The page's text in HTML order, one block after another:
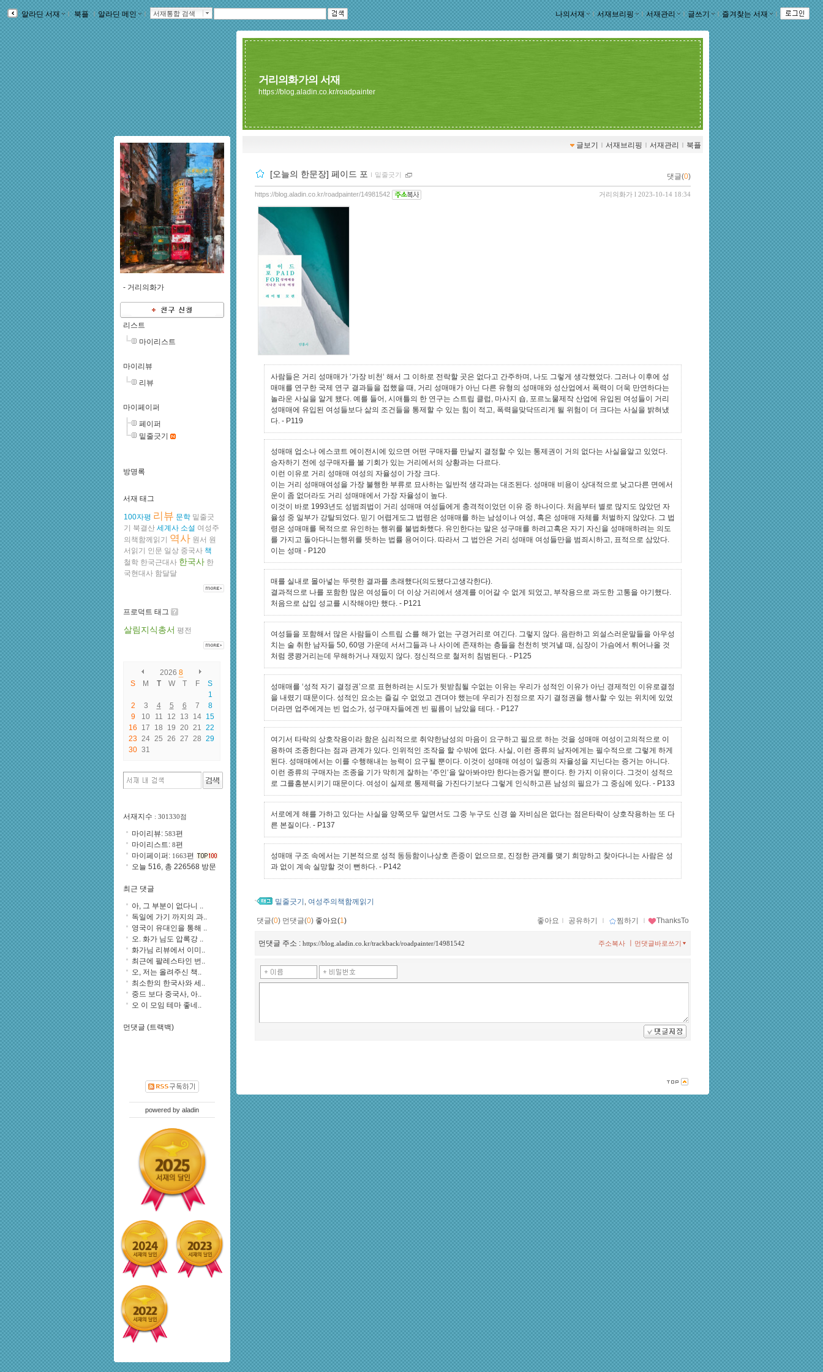
알라딘 서재 ｌ 북플 ｌ 알라딘 메인 ｌ 서재통합 검색 나의서재 ｌ 서재브리핑 ｌ 서재관리 ｌ 글쓰기 ｌ 즐겨찾는 서재 ｌ
거리의화가의 서재
https://blog.aladin.co.kr/roadpainter
글보기 ｌ 서재브리핑 ｌ 서재관리 ｌ 북플
[오늘의 한문장] 페이드 포 ｌ 밑줄긋기 댓글(0)
거리의화가 l 2023-10-14 18:34
https://blog.aladin.co.kr/roadpainter/14981542
사람들은 거리 성매매가 ‘가장 비천‘ 해서 그 이하로 전락할 곳은 없다고 간주하며, 나도 그렇게 생각했었다. 그러나 이후에 성
매매를 연구한 국제 연구 결과들을 접했을 때, 거리 성매매가 아닌 다른 유형의 성매매와 성산업에서 폭력이 더욱 만연하다는
놀라운 사실을 알게 됐다. 예를 들어, 시애틀의 한 연구는 스트립 클럽, 마사지 숍, 포르노물제작 산업에 유입된 여성들이 거리
성매매에 유입된 여성들보다 삶의 조건들을 통제할 수 있는 힘이 적고, 폭력을맞닥뜨리게 될 위험이 더 크다는 사실을 밝혀냈
다. - P119
성매매 업소나 에스코트 에이전시에 있으면 어떤 구매자를 만날지 결정할 수 있는 통제권이 거의 없다는 사실을알고 있었다.
승자하기 전에 성구매자를 볼 기회가 있는 거리에서의 상황과는 다르다.
이런 이유로 거리 성매매 여성의 자율성이 가장 크다.
이는 거리 성매매여성을 가장 불행한 부류로 묘사하는 일반적 생각과는 대조된다. 성매매 비용이 상대적으로 낮고다른 면에서
운이 좀 없더라도 거리 성매매에서 가장 자율성이 높다.
이것이 바로 1993년도 성범죄법이 거리 성매매 여성들에게 충격적이었던 이유 중 하나이다. 처음부터 별로 많지도 않았던 자
율성 중 일부가 강탈되었다. 믿기 어렵게도그 법령은 성매매를 하는 남성이나 여성, 혹은 성매매 자체를 처벌하지 않았다. 그 법
령은 성매매를 목적으로 유인하는 행위를 불법화했다. 유인한다는 말은 성구매를 하려고혹은 자기 자신을 성매매하려는 의도
를 가지고 돌아다니는행위를 뜻하는 법률 용어이다. 따라서 그 법안은 거리 성매매 여성들만을 범죄시하고, 표적으로 삼았다.
이는 성매 - P120
매를 실내로 몰아넣는 뚜렷한 결과를 초래했다(의도됐다고생각한다).
결과적으로 나를 포함한 많은 여성들이 더 이상 거리에서 생계를 이어갈 수 없게 되었고, 부작용으로 과도한 고통을 야기했다.
처음으로 삽입 성교를 시작해야만 했다. - P121
여성들을 포함해서 많은 사람들이 스트립 쇼를 해가 없는 구경거리로 여긴다. 그렇지 않다. 음란하고 외설스러운말들을 아우성
치는 술 취한 남자들 50, 60명 가운데 서서그들과 나 사이에 존재하는 층들을 천천히 벗겨낼 때, 심장이 가슴에서 튀어나올 것
처럼 쿵쾅거리는데 무해하거나 재밌지 않다. 정신적으로 철저히 침범된다. - P125
성매매를 ‘성적 자기 결정권’으로 표현하려는 시도가 뒷받침될 수없는 이유는 우리가 성적인 이유가 아닌 경제적인 이유로결정
을 내렸기 때문이다. 성적인 요소는 즐길 수 없었고 견뎌야 했는데 우리가 진정으로 자기 결정권을 행사할 수 있는 위치에 있었
더라면 업주에게는 빈 업소가, 성구매자들에겐 빈 필름이 남았을 테다. - P127
여기서 타락의 상호작용이라 함은 심리적으로 취약한남성의 마음이 요구하고 필요로 하는 것을 성매매 여성이고의적으로 이
용하여 조종한다는 점과 관계가 있다. 인위적인 조작을 할 수밖에 없다. 사실, 이런 종류의 남자에게는 필수적으로 그렇게 하게
된다. 성매매에서는 이를 수행해내는 능력이 요구될 뿐이다. 이것이 성매매 여성이 일종의 자율성을 지닌다는 증거는 아니다.
이런 종류의 구매자는 조종을 기가 막히게 잘하는 ‘주인‘을 알아봐야만 한다는증거일 뿐이다. 한 가지 이유이다. 그것이 성적으
로 그를흥분시키기 때문이다. 여성이 실제로 통제력을 가진다기보다 그렇게 인식하고픈 남성의 필요가 그 중심에 있다. - P133
서로에게 해를 가하고 있다는 사실을 양쪽모두 알면서도 그중 누구도 신경 쓸 자비심은 없다는 점은타락이 상호작용하는 또 다
른 본질이다. - P137
성매매 구조 속에서는 기본적으로 성적 동등함이나상호 존중이 없으므로, 진정한 관계를 맺기 희망하고 찾아다니는 사람은 성
과 없이 계속 실망할 것이 뻔하다. - P142
밑줄긋기 , 여성주의책함께읽기
댓글(0) 먼댓글(0) 좋아요(1) 좋아요 ｌ 공유하기 ｌ 찜하기 ｌ ThanksTo
먼댓글 주소 : https://blog.aladin.co.kr/trackback/roadpainter/14981542 먼댓글바로쓰기
주소복사
- 거리의화가
리스트
마이리스트
마이리뷰
리뷰
마이페이퍼
페이퍼
밑줄긋기
방명록
서재 태그
100자평 리뷰 문학 밑줄긋
기 북결산 세계사 소설 여성주
의책함께읽기 역사 원서 원
서읽기 인문 일상 중국사 책
철학 한국근대사 한국사 한
국현대사 함달달
프로덕트 태그
살림지식총서 평전
2026 8
S
M T W T F
S
1
2
3 4 5 6 7
8
9
10 11 12 13 14 15
16
17 18 19 20 21
22
23 24 25 26 27 28 29
30 31
서재지수 : 301330점
마이리뷰: 583편
마이리스트: 8편
마이페이퍼: 1663편
오늘 516, 총 226568 방문
최근 댓글
아, 그 부분이 없다니 ..
독일에 가기 까지의 과..
영국이 유대인을 통해 ..
오. 화가 님도 압록강 ..
화가님 리뷰에서 이미..
최근에 팔레스타인 번..
오, 저는 올려주신 책..
최소한의 한국사와 세..
중드 보다 중국사, 아..
오 이 모임 테마 좋네..
먼댓글 (트랙백)
powered by aladin